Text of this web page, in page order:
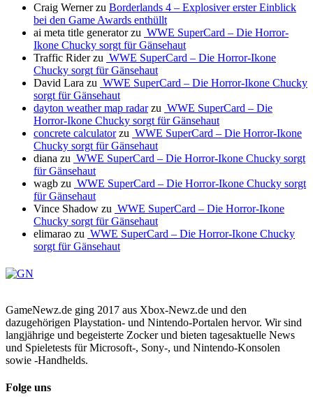
Craig Wernerzu Borderlands 4 – Explosiver erster Einblick
bei den Game Awards enthüllt
ai meta title generatorzu WWE SuperCard – Die Horror-
Ikone Chucky sorgt für Gänsehaut
Traffic Riderzu WWE SuperCard – Die Horror-Ikone
Chucky sorgt für Gänsehaut
David Lara zu WWE SuperCard – Die Horror-Ikone Chucky
sorgt für Gänsehaut
dayton weather map radarzu WWE SuperCard – Die
Horror-Ikone Chucky sorgt für Gänsehaut
concrete calculatorzu WWE SuperCard – Die Horror-Ikone
Chucky sorgt für Gänsehaut
diana zu WWE SuperCard – Die Horror-Ikone Chucky sorgt
für Gänsehaut
wagb zu WWE SuperCard – Die Horror-Ikone Chucky sorgt
für Gänsehaut
Vince Shadow zu WWE SuperCard – Die Horror-Ikone
Chucky sorgt für Gänsehaut
elimarao zu WWE SuperCard – Die Horror-Ikone Chucky
sorgt für Gänsehaut
GameNewz.de ging 2017 aus Xbox-Newz.de und den
dazugehörigen Playstation- und Nintendo-Portalen hervor. Wir sind
langjährige und begeisterte Zocker und bieten tagesaktuelle News
und Spieletests für Microsoft-, Sony-, und Nintendo-Konsolen
sowie -Handhelds.
Folge uns